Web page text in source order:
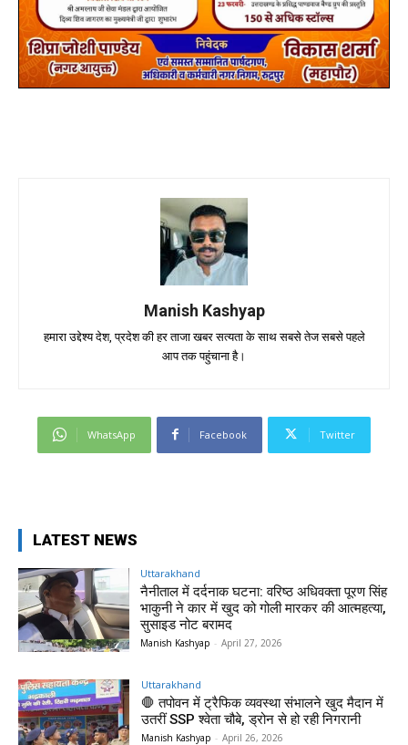
Manish Kashyap
हमारा उद्देश्य देश, प्रदेश की हर ताजा खबर सत्यता के साथ सबसे तेज सबसे पहले
आप तक पहुंचाना है।
WhatsApp Facebook Twitter
LATEST NEWS
Uttarakhand
नैनीताल में दर्दनाक घटना: वरिष्ठ अधिवक्ता पूरण सिंह
भाकुनी ने कार में खुद को गोली मारकर की आत्महत्या,
सुसाइड नोट बरामद
Manish Kashyap - April 27, 2026
Uttarakhand
🛑 तपोवन में ट्रैफिक व्यवस्था संभालने खुद मैदान में
उतरीं SSP श्वेता चौबे, ड्रोन से हो रही निगरानी
Manish Kashyap - April 26, 2026